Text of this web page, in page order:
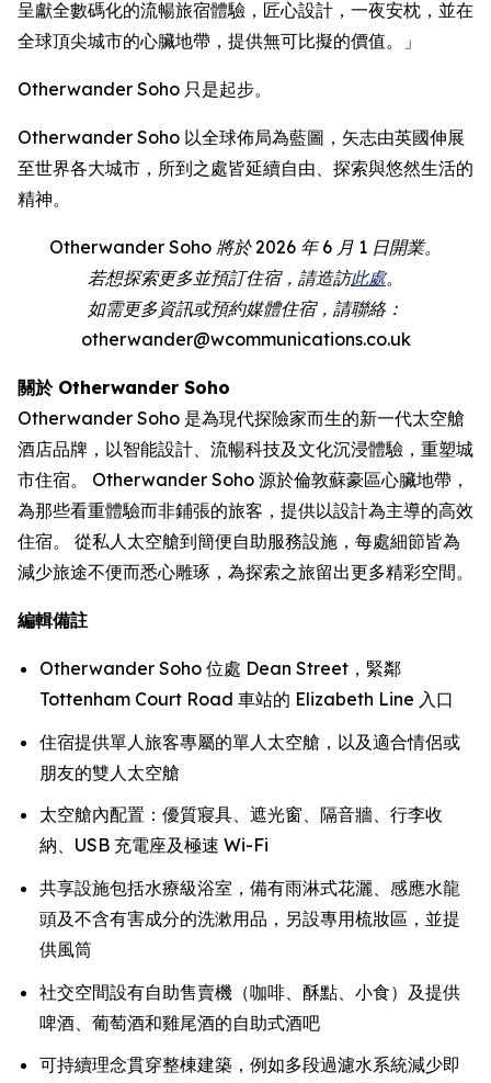
呈獻全數碼化的流暢旅宿體驗，匠心設計，一夜安枕，並在
全球頂尖城市的心臟地帶，提供無可比擬的價值。」
Otherwander Soho 只是起步。
Otherwander Soho 以全球佈局為藍圖，矢志由英國伸展
至世界各大城市，所到之處皆延續自由、探索與悠然生活的
精神。
Otherwander Soho 將於 2026 年 6 月 1 日開業。
若想探索更多並預訂住宿，請造訪此處。
如需更多資訊或預約媒體住宿，請聯絡：
otherwander@wcommunications.co.uk
關於 Otherwander Soho
Otherwander Soho 是為現代探險家而生的新一代太空艙
酒店品牌，以智能設計、流暢科技及文化沉浸體驗，重塑城
市住宿。 Otherwander Soho 源於倫敦蘇豪區心臟地帶，
為那些看重體驗而非鋪張的旅客，提供以設計為主導的高效
住宿。 從私人太空艙到簡便自助服務設施，每處細節皆為
減少旅途不便而悉心雕琢，為探索之旅留出更多精彩空間。
編輯備註
Otherwander Soho 位處 Dean Street，緊鄰
Tottenham Court Road 車站的 Elizabeth Line 入口
住宿提供單人旅客專屬的單人太空艙，以及適合情侶或
朋友的雙人太空艙
太空艙內配置：優質寢具、遮光窗、隔音牆、行李收
納、USB 充電座及極速 Wi-Fi
共享設施包括水療級浴室，備有雨淋式花灑、感應水龍
頭及不含有害成分的洗漱用品，另設專用梳妝區，並提
供風筒
社交空間設有自助售賣機（咖啡、酥點、小食）及提供
啤酒、葡萄酒和雞尾酒的自助式酒吧
可持續理念貫穿整棟建築，例如多段過濾水系統減少即